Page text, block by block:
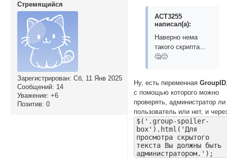
Стремящийся
Зарегистрирован: Сб, 11 Янв 2025
Сообщений: 14
Уважение: +6
Позитив: 0
ACT3255
написал(а):
Наверно нема
такого скрипта...
🤔😔
Ну, есть переменнаяGroupID
с помощью которого можно
проверять, администратор ли
пользователь или нет, и
$('.group-spoiler-
box').html('Для
просмотра скрытого
текста Вы должны быть
администратором.');